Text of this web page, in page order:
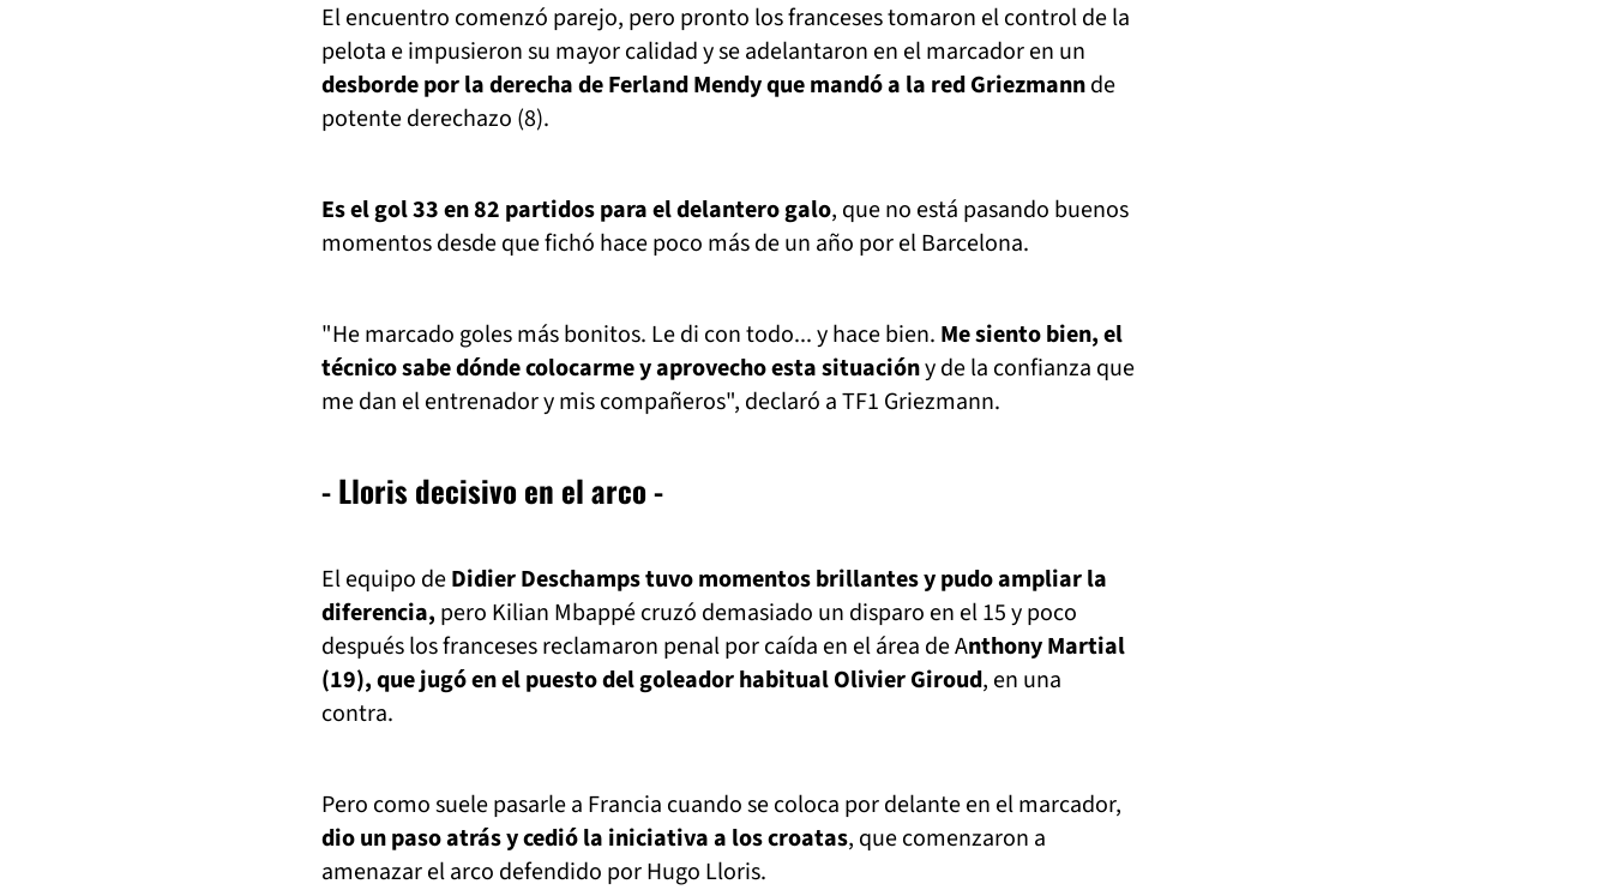
El encuentro comenzó parejo, pero pronto los franceses tomaron el control de la
pelota e impusieron su mayor calidad y se adelantaron en el marcador en un
desborde por la derecha de Ferland Mendy que mandó a la red Griezmannde
potente derechazo (8).
Es el gol 33 en 82 partidos para el delantero galo, que no está pasando buenos
momentos desde que fichó hace poco más de un año por el Barcelona.
"He marcado goles más bonitos. Le di con todo... y hace bien. Me siento bien, el
técnico sabe dónde colocarme y aprovecho esta situacióny de la confianza que
me dan el entrenador y mis compañeros", declaró a TF1 Griezmann.
- Lloris decisivo en el arco -
El equipo deDidier Deschamps tuvo momentos brillantes y pudo ampliar la
diferencia, pero Kilian Mbappé cruzó demasiado un disparo en el 15 y poco
después los franceses reclamaron penal por caída en el área de Anthony Martial
(19), que jugó en el puesto del goleador habitual Olivier Giroud, en una
contra.
Pero como suele pasarle a Francia cuando se coloca por delante en el marcador,
dio un paso atrás y cedió la iniciativa a los croatas, que comenzaron a
amenazar el arco defendido por Hugo Lloris.